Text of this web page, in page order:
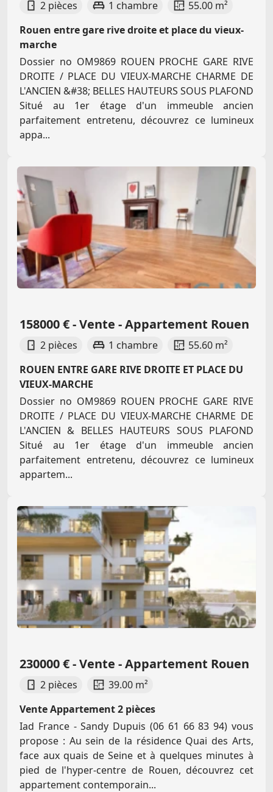
2 pièces 1 chambre
55.00 m²
Rouen entre gare rive droite et place du vieux-
marche
Dossier no OM9869 ROUEN PROCHE GARE RIVE
DROITE / PLACE DU VIEUX-MARCHE CHARME DE
L'ANCIEN &#38; BELLES HAUTEURS SOUS PLAFOND
Situé au 1er étage d'un immeuble ancien
parfaitement entretenu, découvrez ce lumineux
appa...
158000 € - Vente - Appartement Rouen
2 pièces 1 chambre
55.60 m²
ROUEN ENTRE GARE RIVE DROITE ET PLACE DU
VIEUX-MARCHE
Dossier no OM9869 ROUEN PROCHE GARE RIVE
DROITE / PLACE DU VIEUX-MARCHE CHARME DE
L'ANCIEN & BELLES HAUTEURS SOUS PLAFOND
Situé au 1er étage d'un immeuble ancien
parfaitement entretenu, découvrez ce lumineux
appartem...
230000 € - Vente - Appartement Rouen
2 pièces
39.00 m²
Vente Appartement 2 pièces
Iad France - Sandy Dupuis (06 61 66 83 94) vous
propose : Au sein de la résidence Quai des Arts,
face aux quais de Seine et à quelques minutes à
pied de l'hyper-centre de Rouen, découvrez cet
appartement contemporain...